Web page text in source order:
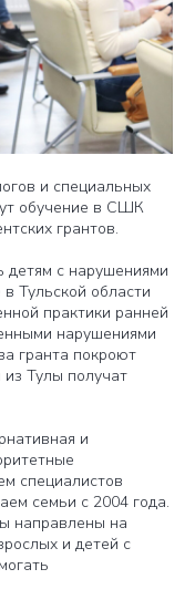
и специальных
обучение в СШК
грантов.
с нарушениями
Тульской области
практики ранней
нарушениями
гранта покроют
Тулы получат
и
специалистов
семьи с 2004 года.
направлены на
и детей с